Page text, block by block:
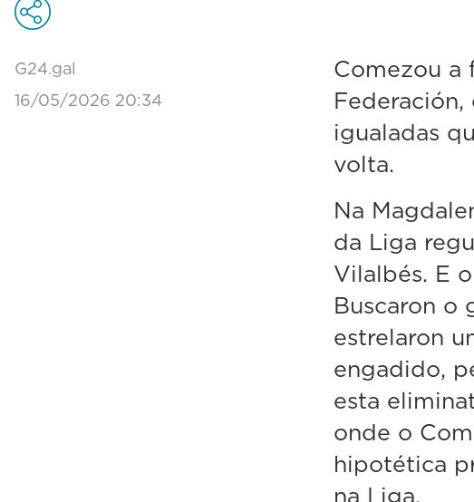
G24.gal
16/05/2026 20:34
Comezou a
igualadas
volta.
Na
da Liga
Vilalbés. E
Buscaron o
estrelaron
engadido,
esta
onde o
hipotética
na Liga.